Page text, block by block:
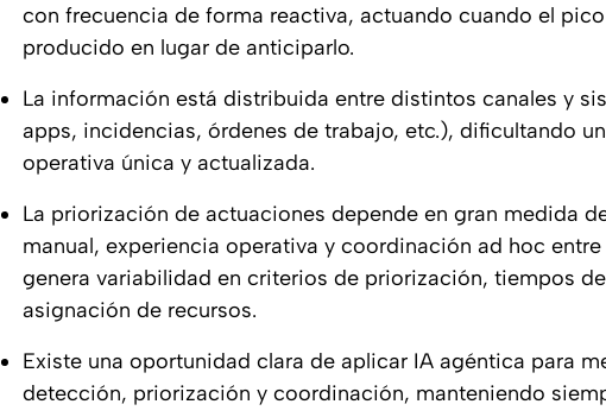
con frecuencia de forma reactiva, actuando cuando el
producido en lugar de anticiparlo.
La información está distribuida entre distintos canales y
apps, incidencias, órdenes de trabajo, etc.), dificultando
operativa única y actualizada.
La priorización de actuaciones depende en gran medida
manual, experiencia operativa y coordinación ad hoc entre
genera variabilidad en criterios de priorización, tiempos
asignación de recursos.
Existe una oportunidad clara de aplicar IA agéntica para
detección, priorización y coordinación, manteniendo